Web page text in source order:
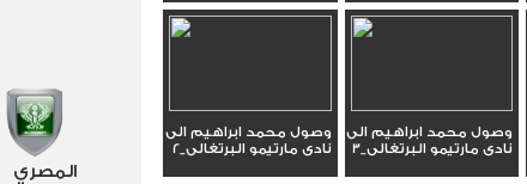
وصول محمد ابراهيم الى
نادى مارتيمو البرتغالى_3
وصول محمد ابراهيم الى
نادى مارتيمو البرتغالى_2
المصري